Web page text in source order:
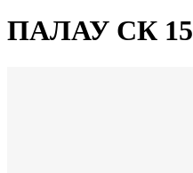
ПАЛАУ СК 15